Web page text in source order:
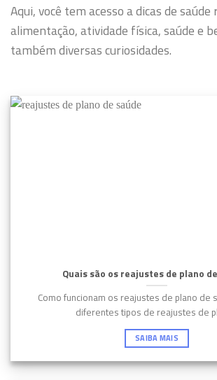
Aqui, você tem acesso a dicas de
alimentação, atividade física, saúde e
também diversas curiosidades.
Quais são os reajustes de plano
Como funcionam os reajustes de plano de
diferentes tipos de reajustes de
SAIBA MAIS